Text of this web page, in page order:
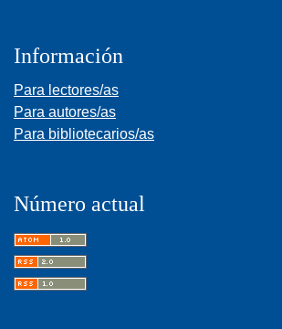
Información
Para lectores/as
Para autores/as
Para bibliotecarios/as
Número actual